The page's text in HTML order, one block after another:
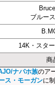
ブルー
14K・スタ
商
ナバホ族のア
ス・モーガンに